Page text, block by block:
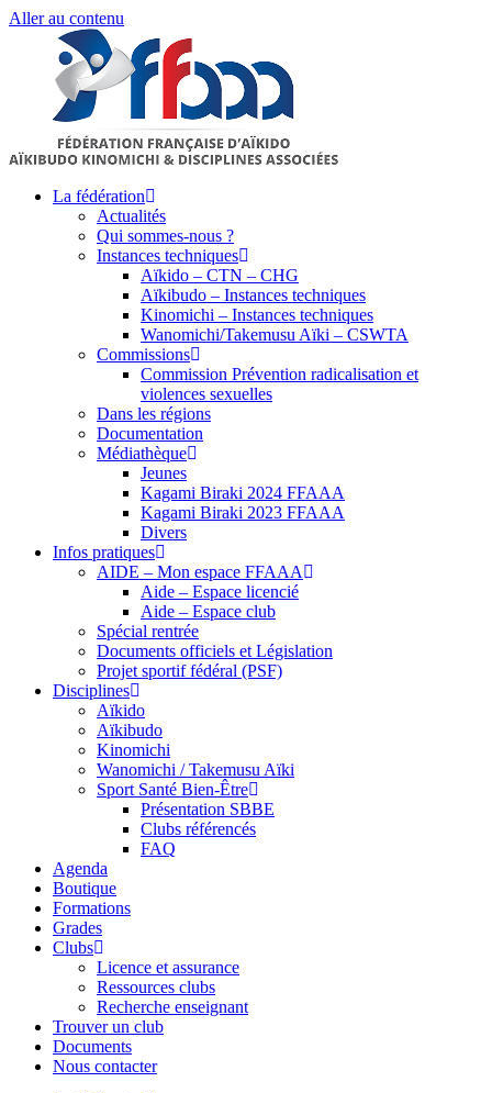
Aller au contenu
La fédération
Actualités
Qui sommes-nous ?
Instances techniques
Aïkido – CTN – CHG
Aïkibudo – Instances techniques
Kinomichi – Instances techniques
Wanomichi/Takemusu Aïki – CSWTA
Commissions
Commission Prévention radicalisation et
violences sexuelles
Dans les régions
Documentation
Médiathèque
Jeunes
Kagami Biraki 2024 FFAAA
Kagami Biraki 2023 FFAAA
Divers
Infos pratiques
AIDE – Mon espace FFAAA
Aide – Espace licencié
Aide – Espace club
Spécial rentrée
Documents officiels et Législation
Projet sportif fédéral (PSF)
Disciplines
Aïkido
Aïkibudo
Kinomichi
Wanomichi / Takemusu Aïki
Sport Santé Bien-Être
Présentation SBBE
Clubs référencés
FAQ
Agenda
Boutique
Formations
Grades
Clubs
Licence et assurance
Ressources clubs
Recherche enseignant
Trouver un club
Documents
Nous contacter